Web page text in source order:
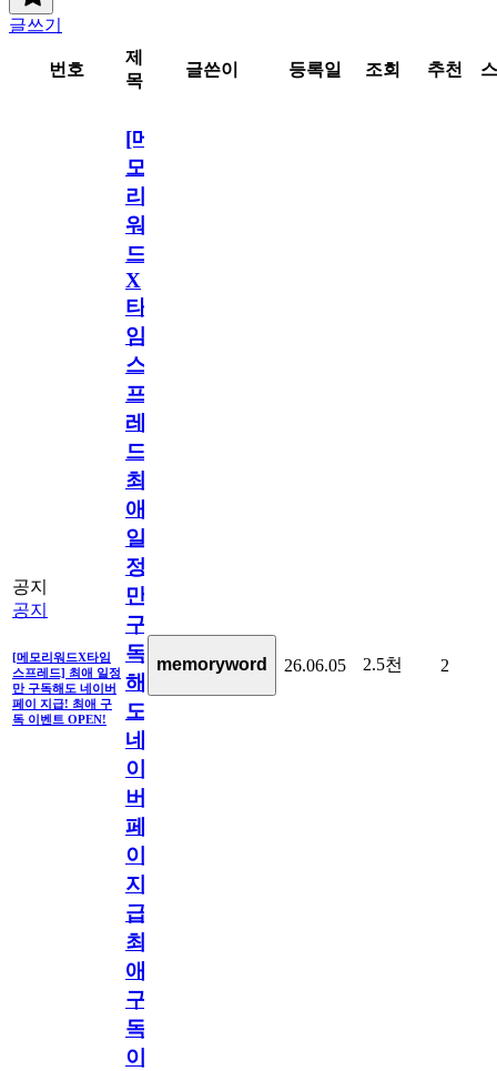
글쓰기
번호
제
목
글쓴이 등록일 조회 추천
공지
공지
[메모리워드X타임
스프레드] 최애 일정
만 구독해도 네이버
페이 지급! 최애 구
독 이벤트 OPEN!
[메
모
리
워
드
X
타
임
스
프
레
드]
최
애
일
정
만
구
독
해
도
네
이
버
페
이
지
급!
최
애
구
독
이
memoryword 26.06.05 2.5천 2